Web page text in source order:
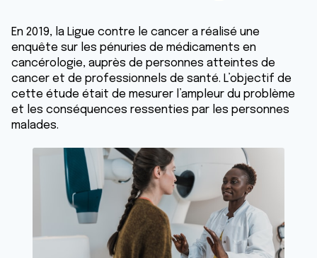
En 2019, la Ligue contre le cancer a réalisé une
enquête sur les pénuries de médicaments en
cancérologie, auprès de personnes atteintes de
cancer et de professionnels de santé. L’objectif de
cette étude était de mesurer l’ampleur du problème
et les conséquences ressenties par les personnes
malades.